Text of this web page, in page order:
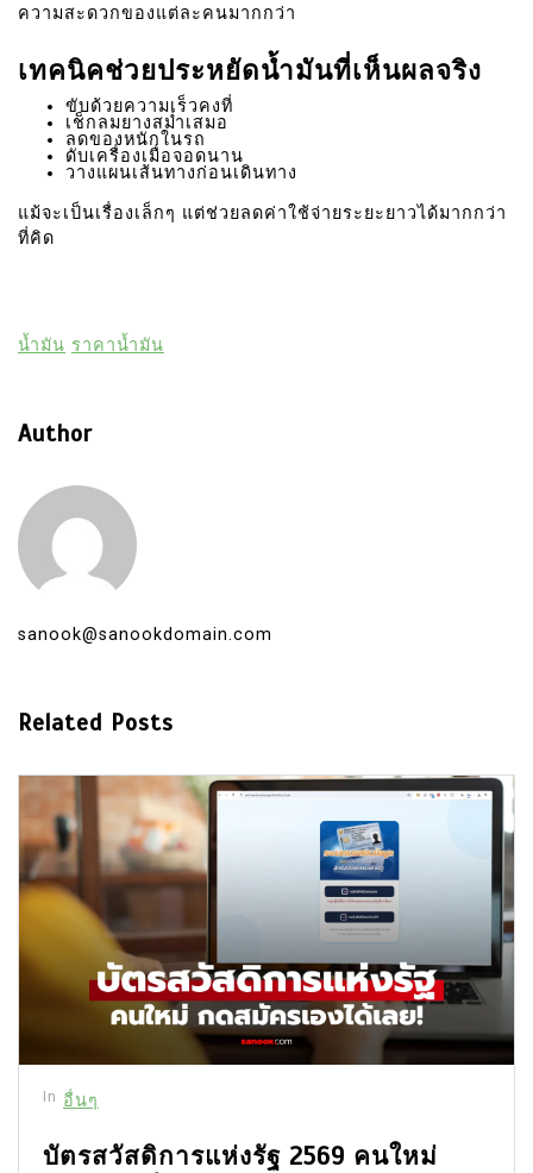
ความสะดวกของแต่ละคนมากกว่า
เทคนิคช่วยประหยัดน้ำมันที่เห็นผลจริง
ขับด้วยความเร็วคงที่
เช็กลมยางสม่ำเสมอ
ลดของหนักในรถ
ดับเครื่องเมื่อจอดนาน
วางแผนเส้นทางก่อนเดินทาง
แม้จะเป็นเรื่องเล็กๆ แต่ช่วยลดค่าใช้จ่ายระยะยาวได้มากกว่า
ที่คิด
น้ำมัน ราคาน้ำมัน
Author
sanook@sanookdomain.com
Related Posts
In อื่นๆ
บัตรสวัสดิการแห่งรัฐ 2569 คนใหม่